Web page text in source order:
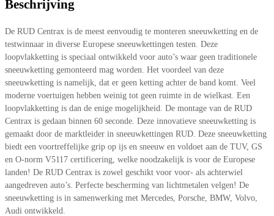
Beschrijving
De RUD Centrax is de meest eenvoudig te monteren sneeuwketting en de
testwinnaar in diverse Europese sneeuwkettingen testen. Deze
loopvlakketting is speciaal ontwikkeld voor auto’s waar geen traditionele
sneeuwketting gemonteerd mag worden. Het voordeel van deze
sneeuwketting is namelijk, dat er geen ketting achter de band komt. Veel
moderne voertuigen hebben weinig tot geen ruimte in de wielkast. Een
loopvlakketting is dan de enige mogelijkheid. De montage van de RUD
Centrax is gedaan binnen 60 seconde. Deze innovatieve sneeuwketting is
gemaakt door de marktleider in sneeuwkettingen RUD. Deze sneeuwketting
biedt een voortreffelijke grip op ijs en sneeuw en voldoet aan de TUV, GS
en O-norm V5117 certificering, welke noodzakelijk is voor de Europese
landen! De RUD Centrax is zowel geschikt voor voor- als achterwiel
aangedreven auto’s. Perfecte bescherming van lichtmetalen velgen! De
sneeuwketting is in samenwerking met Mercedes, Porsche, BMW, Volvo,
Audi ontwikkeld.